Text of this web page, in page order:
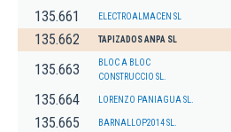
135.661 ELECTROALMACEN SL
135.662 TAPIZADOS ANPA SL
135.663
BLOC A BLOC
CONSTRUCCIO SL.
135.664 LORENZO PANIAGUA SL.
135.665 BARNALLOP2014 SL.